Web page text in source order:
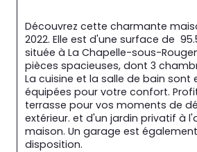
Découvrez cette charmante
2022. Elle est d'une surface de
située à La Chapelle-sous-
pièces spacieuses, dont 3
La cuisine et la salle de bain sont
équipées pour votre confort.
terrasse pour vos moments de
extérieur. et d'un jardin privatif à
maison. Un garage est
disposition.